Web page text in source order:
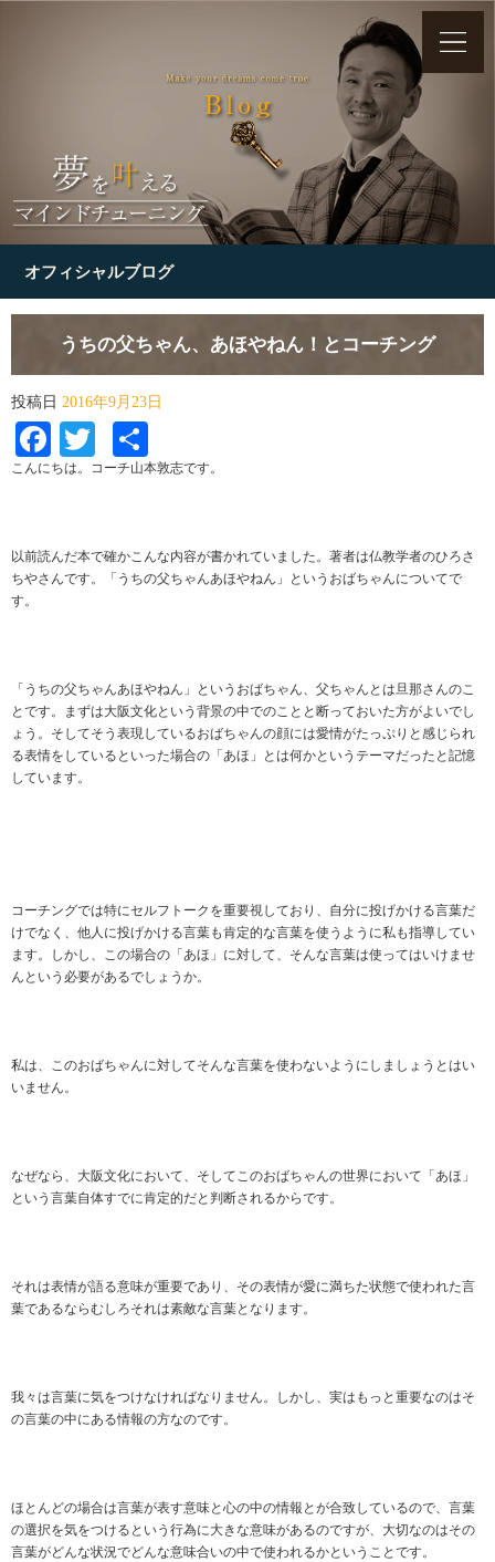
オフィシャルブログ
うちの父ちゃん、あほやねん！とコーチング
投稿日 2016年9月23日
Facebook
Twitter
有
こんにちは。コーチ山本敦志です。
以前読んだ本で確かこんな内容が書かれていました。著者は仏教学者のひろさ
ちやさんです。「うちの父ちゃんあほやねん」というおばちゃんについてで
す。
「うちの父ちゃんあほやねん」というおばちゃん、父ちゃんとは旦那さんのこ
とです。まずは大阪文化という背景の中でのことと断っておいた方がよいでし
ょう。そしてそう表現しているおばちゃんの顔には愛情がたっぷりと感じられ
る表情をしているといった場合の「あほ」とは何かというテーマだったと記憶
しています。
コーチングでは特にセルフトークを重要視しており、自分に投げかける言葉だ
けでなく、他人に投げかける言葉も肯定的な言葉を使うように私も指導してい
ます。しかし、この場合の「あほ」に対して、そんな言葉は使ってはいけませ
んという必要があるでしょうか。
私は、このおばちゃんに対してそんな言葉を使わないようにしましょうとはい
いません。
なぜなら、大阪文化において、そしてこのおばちゃんの世界において「あほ」
という言葉自体すでに肯定的だと判断されるからです。
それは表情が語る意味が重要であり、その表情が愛に満ちた状態で使われた言
葉であるならむしろそれは素敵な言葉となります。
我々は言葉に気をつけなければなりません。しかし、実はもっと重要なのはそ
の言葉の中にある情報の方なのです。
ほとんどの場合は言葉が表す意味と心の中の情報とが合致しているので、言葉
の選択を気をつけるという行為に大きな意味があるのですが、大切なのはその
言葉がどんな状況でどんな意味合いの中で使われるかということです。